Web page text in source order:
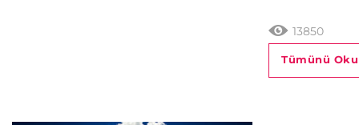
13850
Tümünü Oku